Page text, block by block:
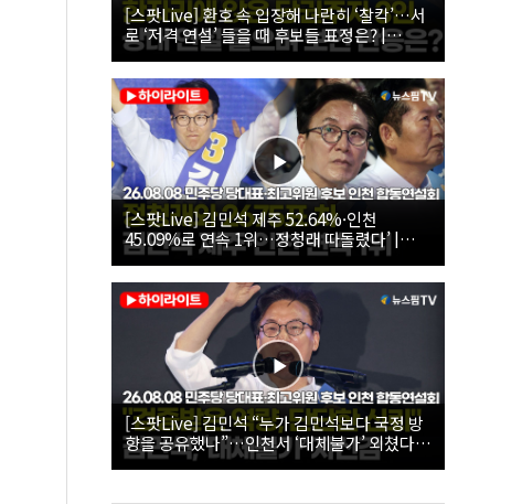
[스팟Live] 환호 속 입장해 나란히 ‘찰칵’…서
로 ‘저격 연설’ 들을 때 후보들 표정은? |
26.08.08 더불어민주당 당대표·최고위원 후
보 인천 합동연설회
[스팟Live] 김민석 제주 52.64%·인천
45.09%로 연속 1위…정청래 따돌렸다’ |
26.08.08 더불어민주당 당대표·최고위원 후
보 인천 합동연설회
[스팟Live] 김민석 “누가 김민석보다 국정 방
향을 공유했나”…인천서 ‘대체불가’ 외쳤다 |
26.08.08 더불어민주당 당대표·최고위원 후